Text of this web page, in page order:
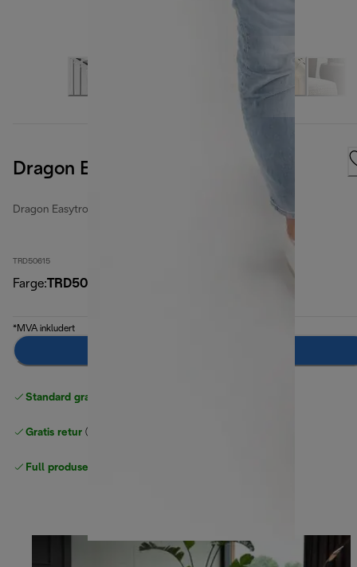
Dragon EasyTronic
Dragon Easytronic
TRD50615
Farge: TRD50615
*MVA inkludert
Standard gratis levering
Gratis retur
Full produsentgaranti